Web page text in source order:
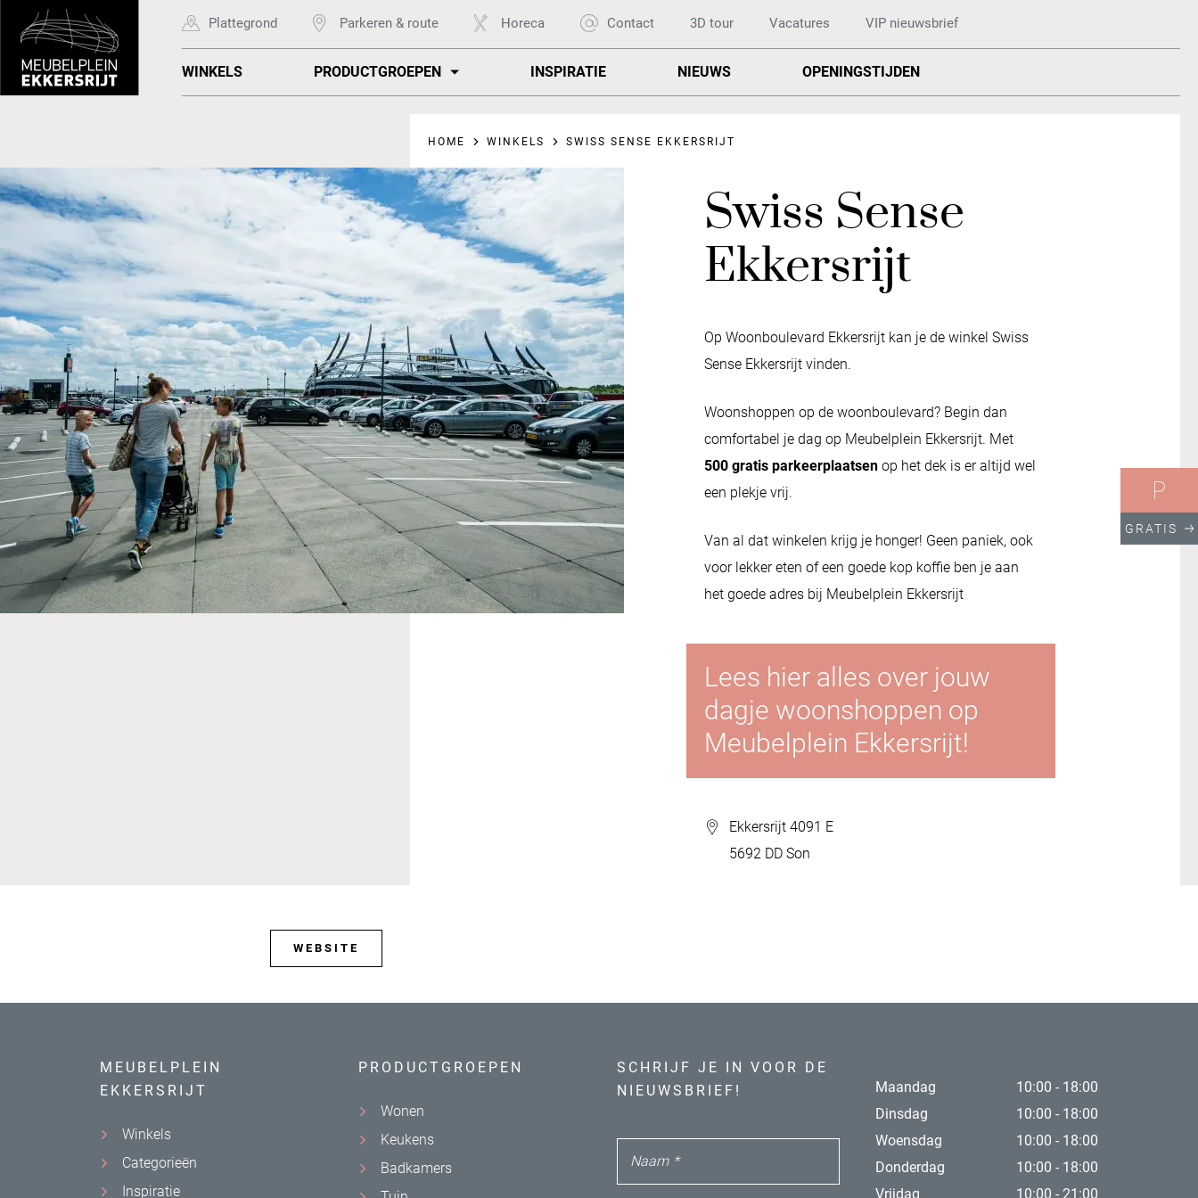
Plattegrond Parkeren & route Horeca Contact 3D tour Vacatures VIP nieuwsbrief
WINKELS PRODUCTGROEPEN INSPIRATIE NIEUWS OPENINGSTIJDEN
HOME WINKELS SWISS SENSE EKKERSRIJT
Swiss Sense
Ekkersrijt
Op Woonboulevard Ekkersrijt kan je de winkel Swiss
Sense Ekkersrijt vinden.
Woonshoppen op de woonboulevard? Begin dan
comfortabel je dag op Meubelplein Ekkersrijt. Met
500 gratis parkeerplaatsen op het dek is er altijd wel
een plekje vrij.
Van al dat winkelen krijg je honger! Geen paniek, ook
voor lekker eten of een goede kop koffie ben je aan
het goede adres bij Meubelplein Ekkersrijt
Lees hier alles over jouw
dagje woonshoppen op
Meubelplein Ekkersrijt!
Ekkersrijt 4091 E
5692 DD Son
WEBSITE
MEUBELPLEIN
EKKERSRIJT
Winkels
Categorieën
Inspiratie
PRODUCTGROEPEN
Wonen
Keukens
Badkamers
SCHRIJF JE IN VOOR DE
NIEUWSBRIEF!
Naam *
Maandag
10:00 - 18:00
Dinsdag
10:00 - 18:00
Woensdag
10:00 - 18:00
Donderdag
10:00 - 18:00
Vrijdag
10:00 - 21:00
GRATIS